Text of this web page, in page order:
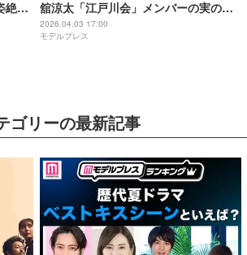
絶賛
た
舘涼太「江戸川会」メンバーの実の祖
母がサプライズ登場 “渡辺＆宮舘と同
じ高校”岡田将生との地元話も
2026.04.03 17:00
モデルプレス
ゴリーの最新記事